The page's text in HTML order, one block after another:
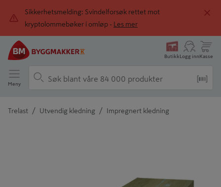
Sikkerhetsmelding: Svindelforsøk rettet mot
kryptolommebøker i omløp -
Les mer
ButikkLogg innKasse
Meny
Trelast / Utvendig kledning / Impregnert kledning